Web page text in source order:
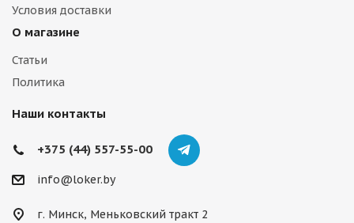
Условия доставки
О магазине
Статьи
Политика
Наши контакты
+375 (44) 557-55-00
info@loker.by
г. Минск, Меньковский тракт 2